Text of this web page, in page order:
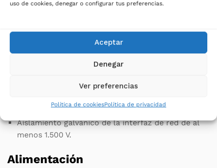
uso de cookies, denegar o configurar tus preferencias.
Aceptar
Denegar
Ver preferencias
Política de cookiesPolítica de privacidad
máximo de 20 metros.
Puerto Ethernet 10/100Base-T con detección
automática de velocidad (Autosensing) y Auto-
Compatible con direccionamiento IPv6.
Aislamiento galvánico de la interfaz de red de al
menos 1.500 V.
Alimentación